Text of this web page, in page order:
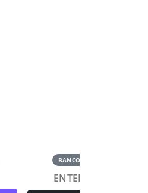
BANCOS Y GOB
ENTERPRISE